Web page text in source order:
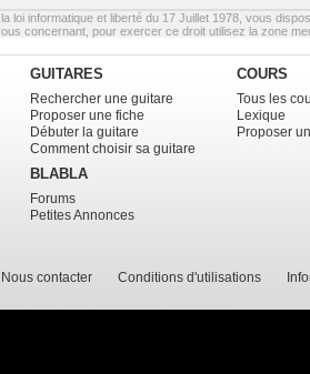
loi informatique et liberté du 17 Juillet 1978, vous
concernant, pour exercer ce droit utilisez la zone
GUITARES
Rechercher une guitare
Proposer une fiche
Débuter la guitare
Comment choisir sa guitare
BLABLA
Forums
Petites Annonces
COURS
Tous les
Lexique
Proposer
Nous contacter Conditions d'utilisations